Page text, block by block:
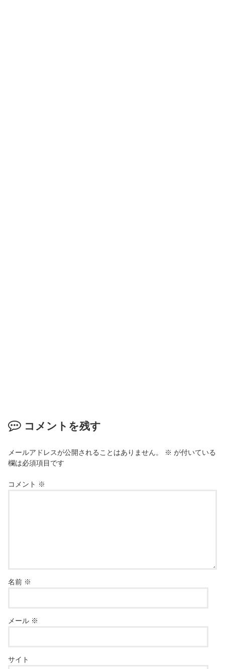
コメントを残す
メールアドレスが公開されることはありません。 ※ が付いている
欄は必須項目です
コメント ※
名前 ※
メール ※
サイト